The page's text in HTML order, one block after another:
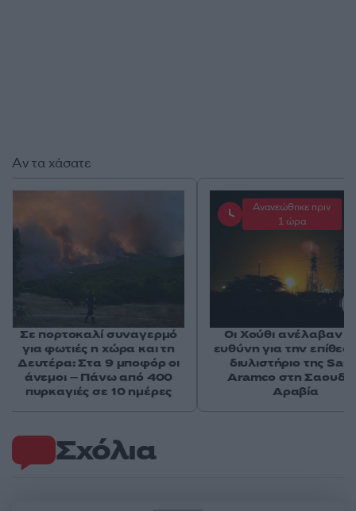
Σχόλια
Αν τα χάσατε
Σε πορτοκαλί συναγερμό
για φωτιές η χώρα και τη
Δευτέρα: Στα 9 μποφόρ οι
άνεμοι – Πάνω από 400
πυρκαγιές σε 10 ημέρες
Ανανεώθηκε πριν
1 ώρα
Οι Χούθι ανέλαβαν
ευθύνη για την
διυλιστήριο της
Aramco στη
Αραβία